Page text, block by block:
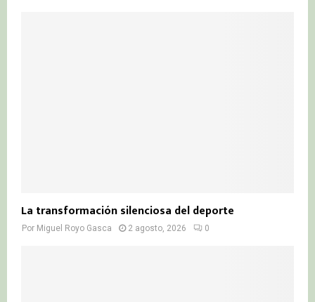
La transformación silenciosa del deporte
Por Miguel Royo Gasca 2 agosto, 2026 0